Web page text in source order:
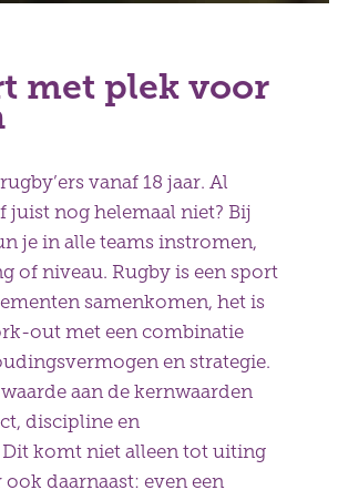
met plek voor
vanaf 18 jaar. Al
juist nog helemaal niet? Bij
je in alle teams instromen,
of niveau. Rugby is een sport
samenkomen, het is
out met een combinatie
en strategie.
aan de kernwaarden
discipline en
Dit komt niet alleen tot uiting
daarnaast: even een